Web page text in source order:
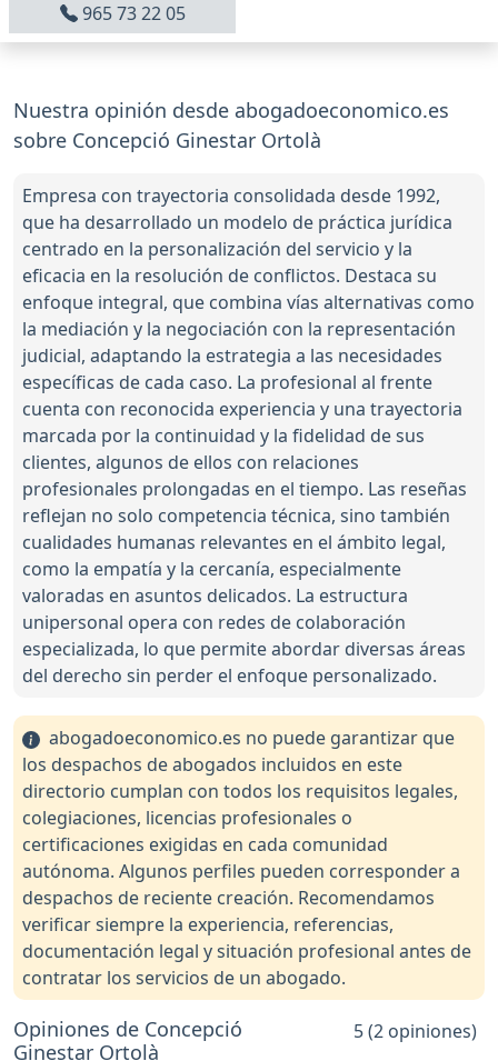
965 73 22 05
Nuestra opinión desde abogadoeconomico.es
sobre Concepció Ginestar Ortolà
Empresa con trayectoria consolidada desde 1992,
que ha desarrollado un modelo de práctica jurídica
centrado en la personalización del servicio y la
eficacia en la resolución de conflictos. Destaca su
enfoque integral, que combina vías alternativas como
la mediación y la negociación con la representación
judicial, adaptando la estrategia a las necesidades
específicas de cada caso. La profesional al frente
cuenta con reconocida experiencia y una trayectoria
marcada por la continuidad y la fidelidad de sus
clientes, algunos de ellos con relaciones
profesionales prolongadas en el tiempo. Las reseñas
reflejan no solo competencia técnica, sino también
cualidades humanas relevantes en el ámbito legal,
como la empatía y la cercanía, especialmente
valoradas en asuntos delicados. La estructura
unipersonal opera con redes de colaboración
especializada, lo que permite abordar diversas áreas
del derecho sin perder el enfoque personalizado.
abogadoeconomico.es no puede garantizar que
los despachos de abogados incluidos en este
directorio cumplan con todos los requisitos legales,
colegiaciones, licencias profesionales o
certificaciones exigidas en cada comunidad
autónoma. Algunos perfiles pueden corresponder a
despachos de reciente creación. Recomendamos
verificar siempre la experiencia, referencias,
documentación legal y situación profesional antes de
contratar los servicios de un abogado.
Opiniones de Concepció
Ginestar Ortolà
5 (2 opiniones)